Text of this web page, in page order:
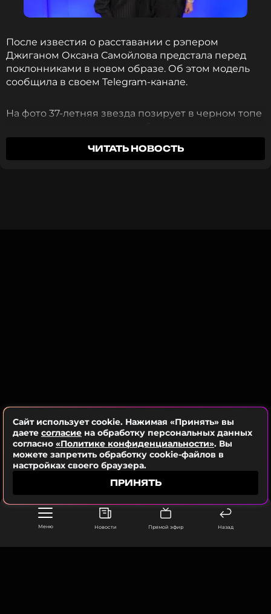
Меню Новости Прямой эфир Назад
оставаться в курсе событий
ПОДПИСАТЬСЯ
После известия о расставании с рэпером
Джиганом Оксана Самойлова предстала перед
поклонниками в новом образе. Об этом модель
сообщила в своем Telegram-канале.
На фото 37-летняя звезда позирует в черном топе
«Моя новая эра», — подписала публикацию
ФОТО: Известия
Смотрите нас в Likee, чтобы
оставаться в курсе событий
ПОДПИСАТЬСЯ
ЧИТАТЬ НОВОСТЬ
Сайт использует cookie. Нажимая «Принять» вы
даете согласие на обработку персональных данных
согласно «Политике конфиденциальности». Вы
можете запретить обработку cookie-файлов в
настройках своего браузера.
ПРИНЯТЬ